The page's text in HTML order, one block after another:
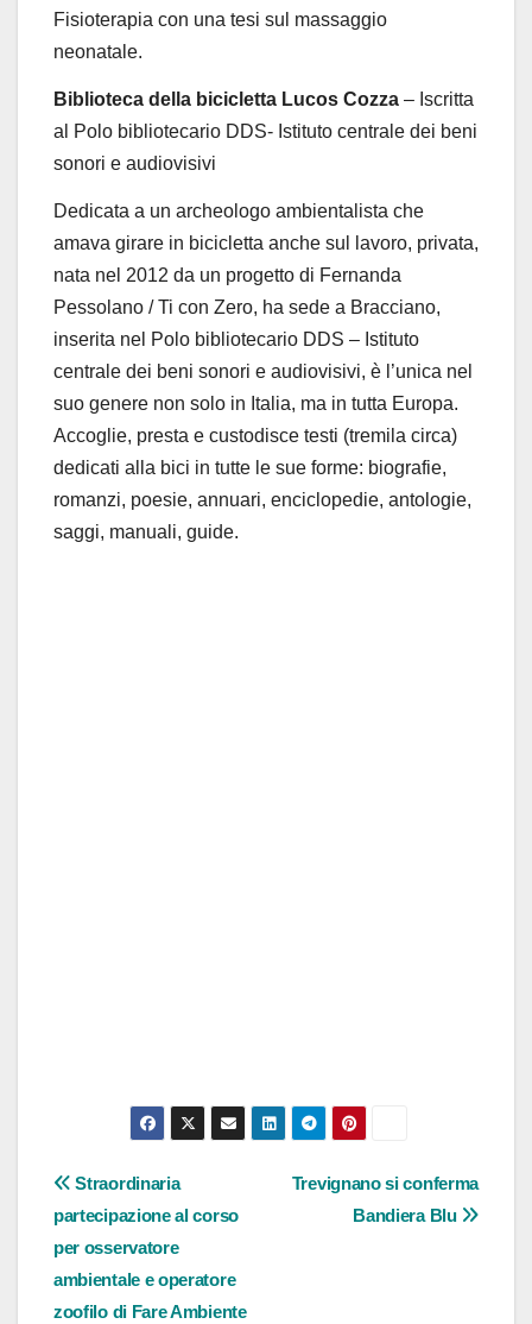
Fisioterapia con una tesi sul massaggio
neonatale.
Biblioteca della bicicletta Lucos Cozza – Iscritta
al Polo bibliotecario DDS- Istituto centrale dei beni
sonori e audiovisivi
Dedicata a un archeologo ambientalista che
amava girare in bicicletta anche sul lavoro, privata,
nata nel 2012 da un progetto di Fernanda
Pessolano / Ti con Zero, ha sede a Bracciano,
inserita nel Polo bibliotecario DDS – Istituto
centrale dei beni sonori e audiovisivi, è l’unica nel
suo genere non solo in Italia, ma in tutta Europa.
Accoglie, presta e custodisce testi (tremila circa)
dedicati alla bici in tutte le sue forme: biografie,
romanzi, poesie, annuari, enciclopedie, antologie,
saggi, manuali, guide.
Navigazione
articoli
Trevignano si conferma
Bandiera Blu
Straordinaria
partecipazione al corso
per osservatore
ambientale e operatore
zoofilo di Fare Ambiente